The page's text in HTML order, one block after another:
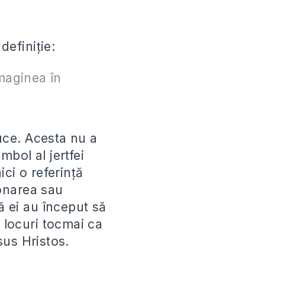
în
Acesta nu a
al jertfei
o referinţă
sau
ei au început să
tocmai ca
Hristos.